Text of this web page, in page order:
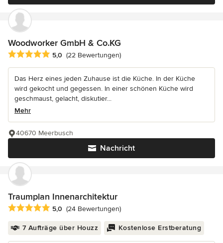
Woodworker GmbH & Co.KG
Durchschnittliche Bewertung: 5 von 5 Sternen
5,0 (22 Bewertungen)
Das Herz eines jeden Zuhause ist die Küche. In der Küche
wird gekocht und gegessen. In einer schönen Küche wird
geschmaust, gelacht, diskutier...
Mehr
Nachricht
40670 Meerbusch
Traumplan Innenarchitektur
Durchschnittliche Bewertung: 5 von 5 Sternen
5,0 (24 Bewertungen)
7 Aufträge über Houzz Kostenlose Erstberatung